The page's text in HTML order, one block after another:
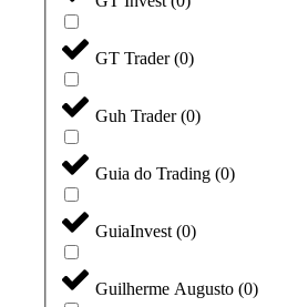
GT Trader(0)
Guh Trader(0)
Guia do Trading (0)
GuiaInvest(0)
Guilherme Augusto (0)